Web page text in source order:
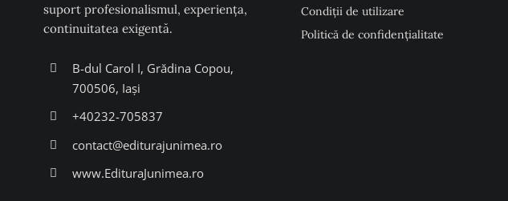
suport profesionalismul, experiența,
continuitatea exigentă.
B-dul Carol I, Grădina Copou,
700506, Iași
+40232-705837
contact@editurajunimea.ro
www.EdituraJunimea.ro
Condiţii de utilizare
Politică de confidențialitate